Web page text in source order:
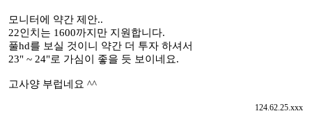
모니터에 약간 제안..
22인치는 1600까지만 지원합니다.
풀hd를 보실 것이니 약간 더 투자 하셔서
23" ~ 24"로 가심이 좋을 듯 보이네요.
고사양 부럽네요 ^^
124.62.25.xxx